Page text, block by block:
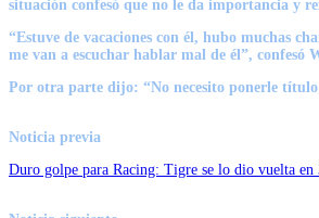
situación confesó que no le da importancia y
“Estuve de vacaciones con él, hubo muchas
me van a escuchar hablar mal de él”, confesó
Por otra parte dijo: “No necesito ponerle
Noticia previa
Duro golpe para Racing: Tigre se lo dio vuelta